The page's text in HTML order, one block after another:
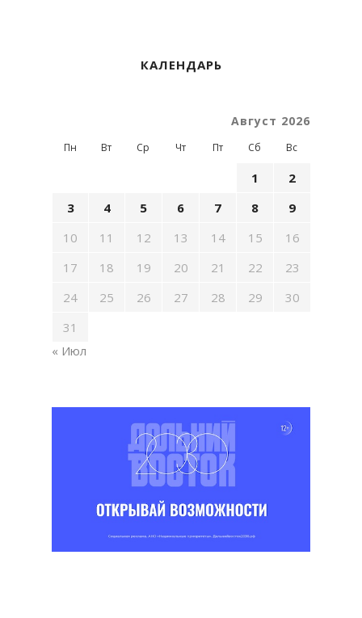
КАЛЕНДАРЬ
Август 2026
Пн Вт Ср Чт Пт Сб Вс
1
2
3
4 5 6 7 8
9
10
11 12 13 14 15
16
17
18 19 20 21 22
23
24
25 26 27 28 29
30
31
« Июл